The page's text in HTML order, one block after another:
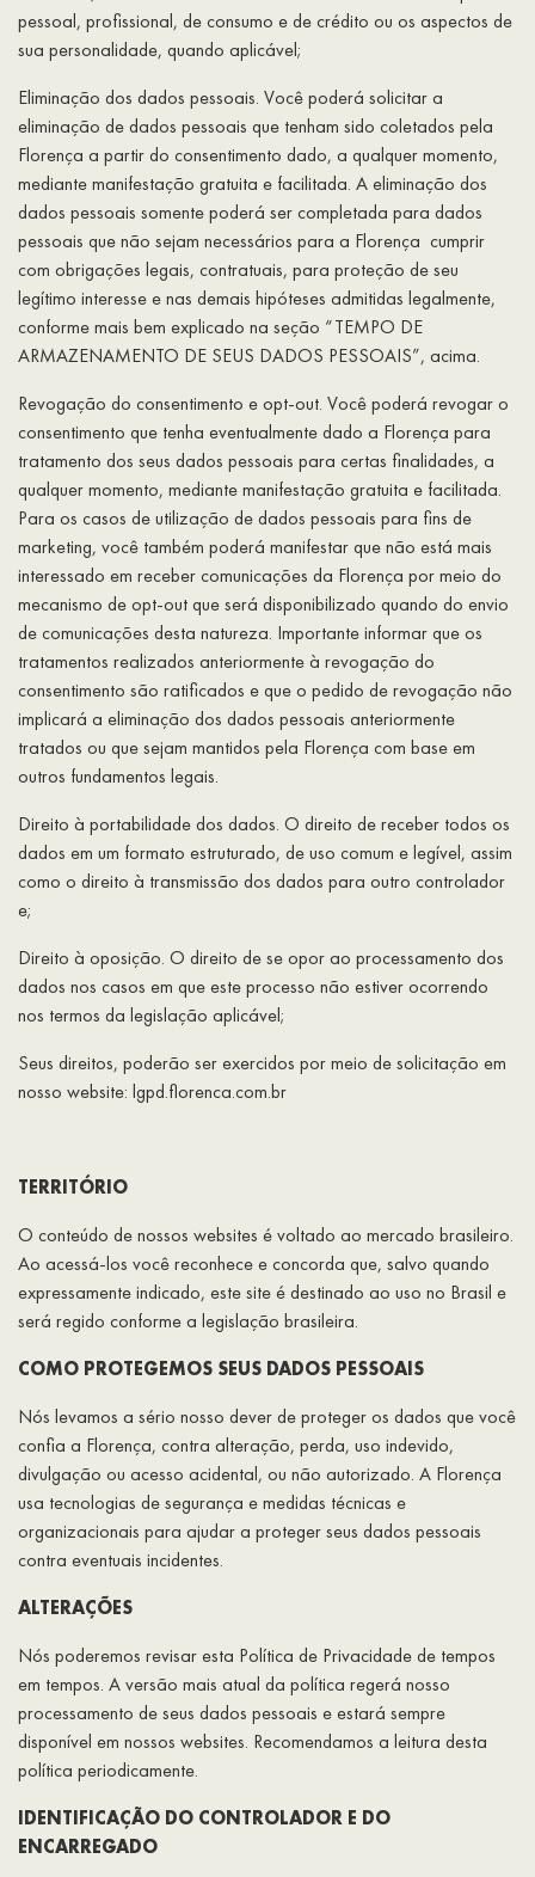
pessoal, profissional, de consumo e de crédito ou os aspectos de
sua personalidade, quando aplicável;
Eliminação dos dados pessoais. Você poderá solicitar a
eliminação de dados pessoais que tenham sido coletados pela
Florença a partir do consentimento dado, a qualquer momento,
mediante manifestação gratuita e facilitada. A eliminação dos
dados pessoais somente poderá ser completada para dados
pessoais que não sejam necessários para a Florença cumprir
com obrigações legais, contratuais, para proteção de seu
legítimo interesse e nas demais hipóteses admitidas legalmente,
conforme mais bem explicado na seção “TEMPO DE
ARMAZENAMENTO DE SEUS DADOS PESSOAIS”, acima.
Revogação do consentimento e opt-out. Você poderá revogar o
consentimento que tenha eventualmente dado a Florença para
tratamento dos seus dados pessoais para certas finalidades, a
qualquer momento, mediante manifestação gratuita e facilitada.
Para os casos de utilização de dados pessoais para fins de
marketing, você também poderá manifestar que não está mais
interessado em receber comunicações da Florença por meio do
mecanismo de opt-out que será disponibilizado quando do envio
de comunicações desta natureza. Importante informar que os
tratamentos realizados anteriormente à revogação do
consentimento são ratificados e que o pedido de revogação não
implicará a eliminação dos dados pessoais anteriormente
tratados ou que sejam mantidos pela Florença com base em
outros fundamentos legais.
Direito à portabilidade dos dados. O direito de receber todos os
dados em um formato estruturado, de uso comum e legível, assim
como o direito à transmissão dos dados para outro controlador
e;
Direito à oposição. O direito de se opor ao processamento dos
dados nos casos em que este processo não estiver ocorrendo
nos termos da legislação aplicável;
Seus direitos, poderão ser exercidos por meio de solicitação em
nosso website: lgpd.florenca.com.br
TERRITÓRIO
O conteúdo de nossos websites é voltado ao mercado brasileiro.
Ao acessá-los você reconhece e concorda que, salvo quando
expressamente indicado, este site é destinado ao uso no Brasil e
será regido conforme a legislação brasileira.
COMO PROTEGEMOS SEUS DADOS PESSOAIS
Nós levamos a sério nosso dever de proteger os dados que você
confia a Florença, contra alteração, perda, uso indevido,
divulgação ou acesso acidental, ou não autorizado. A Florença
usa tecnologias de segurança e medidas técnicas e
organizacionais para ajudar a proteger seus dados pessoais
contra eventuais incidentes.
ALTERAÇÕES
Nós poderemos revisar esta Política de Privacidade de tempos
em tempos. A versão mais atual da política regerá nosso
processamento de seus dados pessoais e estará sempre
disponível em nossos websites. Recomendamos a leitura desta
política periodicamente.
IDENTIFICAÇÃO DO CONTROLADOR E DO
ENCARREGADO